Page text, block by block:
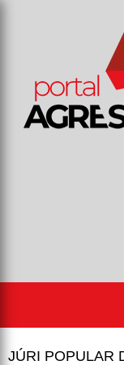
JÚRI POPULAR